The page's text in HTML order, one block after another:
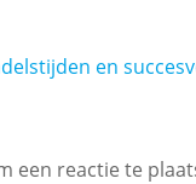
en
een reactie te